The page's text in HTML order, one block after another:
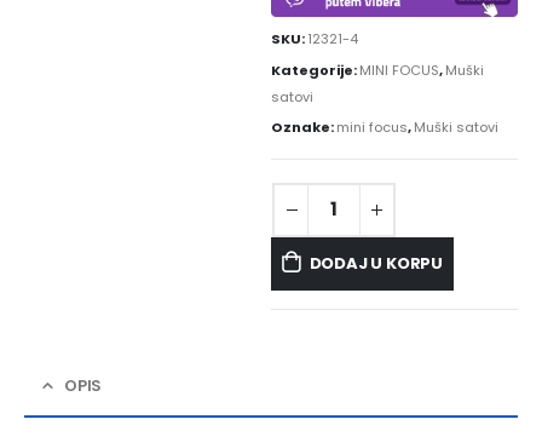
SKU:12321-4
Kategorije:MINI FOCUS,Muški
satovi
Oznake:mini focus,Muški satovi
DODAJ U KORPU
OPIS